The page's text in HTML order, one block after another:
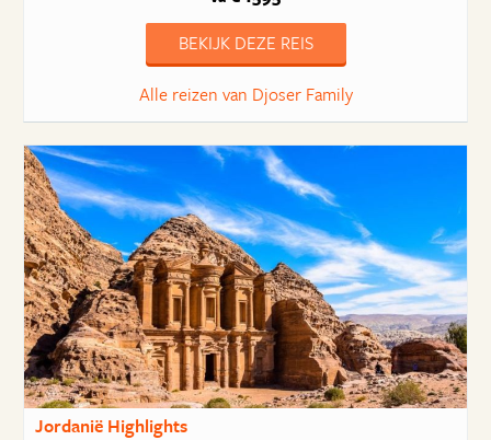
BEKIJK DEZE REIS
Alle reizen van Djoser Family
Jordanië Highlights